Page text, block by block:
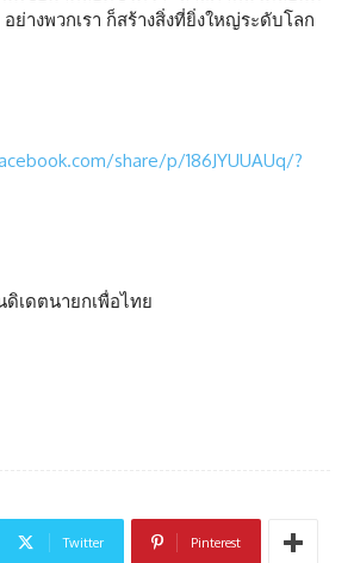
ย่างพวกเรา ก็สร้างสิ่งที่ยิ่งใหญ่ระดับโลก
share/p/186JYUUAUq/?
เดตนายกเพื่อไทย
Twitter Pinterest